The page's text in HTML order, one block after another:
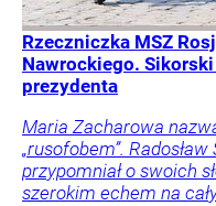
Rzeczniczka MSZ
Nawrockiego.
prezydenta
Maria Zacharowa
„rusofobem”.
przypomniał o swoich
szerokim echem na